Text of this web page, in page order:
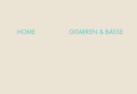
HOME GITARREN & BÄSSE